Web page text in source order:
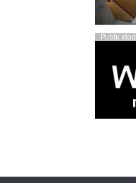
Publicidad